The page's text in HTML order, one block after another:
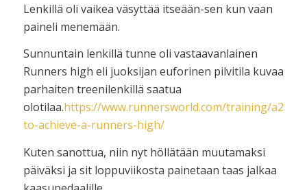
Lenkillä oli vaikea väsyttää itseään-sen kun vaan
paineli menemään.
Sunnuntain lenkillä tunne oli vastaavanlainen
Runners high eli juoksijan euforinen pilvitila kuvaa
parhaiten treenilenkillä saatua
olotilaa.https://www.runnersworld.com/training/
to-achieve-a-runners-high/
Kuten sanottua, niin nyt höllätään muutamaksi
päiväksi ja sit loppuviikosta painetaan taas jalkaa